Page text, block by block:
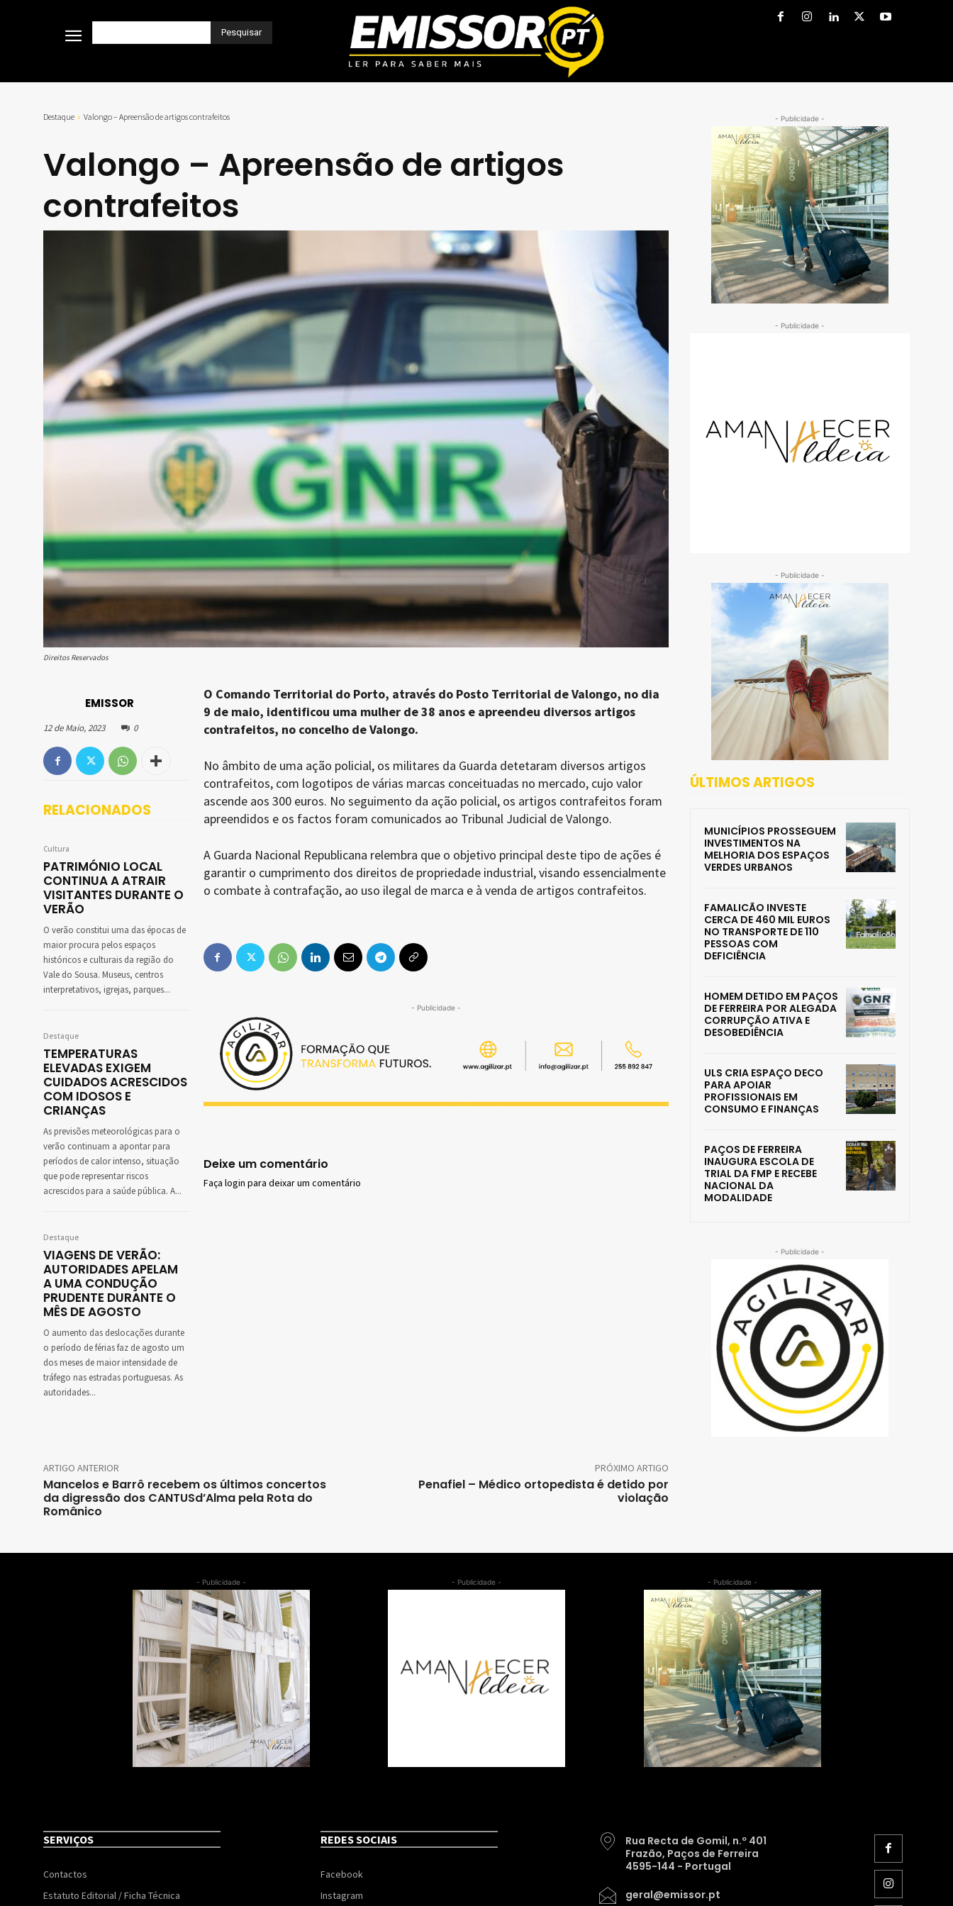
Pesquisar
Destaque Valongo – Apreensão de artigos contrafeitos
Valongo – Apreensão de artigos
contrafeitos
Direitos Reservados
EMISSOR
12 de Maio, 2023 0
RELACIONADOS
Cultura
PATRIMÓNIO LOCAL
CONTINUA A ATRAIR
VISITANTES DURANTE O
VERÃO
O verão constitui uma das épocas de
maior procura pelos espaços
históricos e culturais da região do
Vale do Sousa. Museus, centros
interpretativos, igrejas, parques...
Destaque
TEMPERATURAS
ELEVADAS EXIGEM
CUIDADOS ACRESCIDOS
COM IDOSOS E
CRIANÇAS
As previsões meteorológicas para o
verão continuam a apontar para
períodos de calor intenso, situação
que pode representar riscos
acrescidos para a saúde pública. A...
Destaque
VIAGENS DE VERÃO:
AUTORIDADES APELAM
A UMA CONDUÇÃO
PRUDENTE DURANTE O
MÊS DE AGOSTO
O aumento das deslocações durante
o período de férias faz de agosto um
dos meses de maior intensidade de
tráfego nas estradas portuguesas. As
autoridades...
O Comando Territorial do Porto, através do Posto Territorial de Valongo, no dia
9 de maio, identificou uma mulher de 38 anos e apreendeu diversos artigos
contrafeitos, no concelho de Valongo.
No âmbito de uma ação policial, os militares da Guarda detetaram diversos artigos
contrafeitos, com logotipos de várias marcas conceituadas no mercado, cujo valor
ascende aos 300 euros. No seguimento da ação policial, os artigos contrafeitos foram
apreendidos e os factos foram comunicados ao Tribunal Judicial de Valongo.
A Guarda Nacional Republicana relembra que o objetivo principal deste tipo de ações é
garantir o cumprimento dos direitos de propriedade industrial, visando essencialmente
o combate à contrafação, ao uso ilegal de marca e à venda de artigos contrafeitos.
- Publicidade -
Deixe um comentário
Faça login para deixar um comentário
ARTIGO ANTERIOR
Mancelos e Barrô recebem os últimos concertos
da digressão dos CANTUSd’Alma pela Rota do
Românico
PRÓXIMO ARTIGO
Penafiel – Médico ortopedista é detido por
violação
- Publicidade -
- Publicidade -
- Publicidade -
ÚLTIMOS ARTIGOS
MUNICÍPIOS PROSSEGUEM
INVESTIMENTOS NA
MELHORIA DOS ESPAÇOS
VERDES URBANOS
FAMALICÃO INVESTE
CERCA DE 460 MIL EUROS
NO TRANSPORTE DE 110
PESSOAS COM
DEFICIÊNCIA
HOMEM DETIDO EM PAÇOS
DE FERREIRA POR ALEGADA
CORRUPÇÃO ATIVA E
DESOBEDIÊNCIA
ULS CRIA ESPAÇO DECO
PARA APOIAR
PROFISSIONAIS EM
CONSUMO E FINANÇAS
PAÇOS DE FERREIRA
INAUGURA ESCOLA DE
TRIAL DA FMP E RECEBE
NACIONAL DA
MODALIDADE
- Publicidade -
- Publicidade - - Publicidade - - Publicidade -
SERVIÇOS
Contactos
Estatuto Editorial / Ficha Técnica
REDES SOCIAIS
Facebook
Instagram
Rua Recta de Gomil, n.º 401
Frazão, Paços de Ferreira
4595-144 - Portugal
geral@emissor.pt